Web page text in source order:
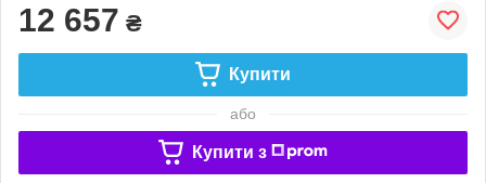
12 657 ₴
Купити
або
Купити з